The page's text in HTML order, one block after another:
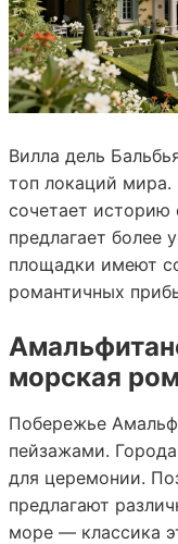
Вилла дель
топ локаций мира.
сочетает
предлагает более
площадки имеют
романтичных
морская
Побережье
пейзажами.
для церемонии.
предлагают
море — классика